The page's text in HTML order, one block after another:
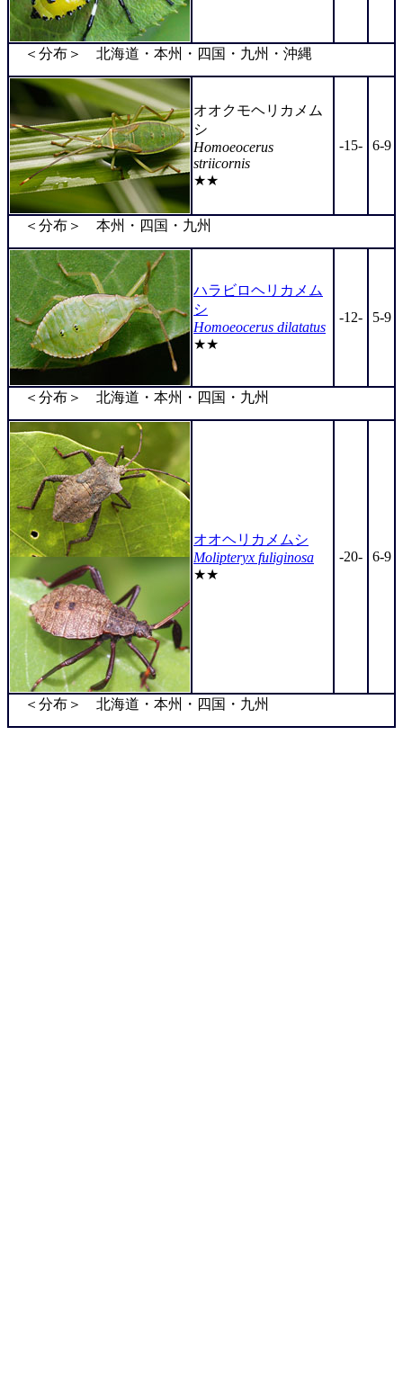
＜分布＞ 北海道・本州・四国・九州・沖縄
オオクモヘリカメム
シ
Homoeocerus
striicornis
★★
-15- 6-9
＜分布＞ 本州・四国・九州
ハラビロヘリカメム
シ
Homoeocerus dilatatus
★★
-12- 5-9
＜分布＞ 北海道・本州・四国・九州
オオヘリカメムシ
Molipteryx fuliginosa
★★
-20- 6-9
＜分布＞ 北海道・本州・四国・九州